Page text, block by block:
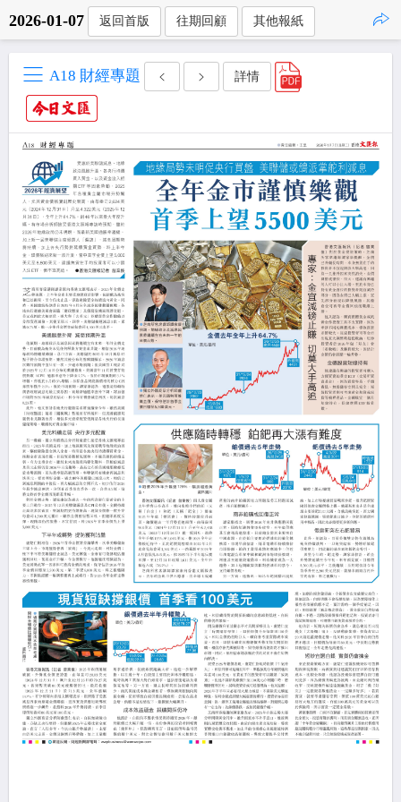
2026-01-07 返回首版 往期回顧 其他報紙
A18 財經專題 詳情
點擊複製